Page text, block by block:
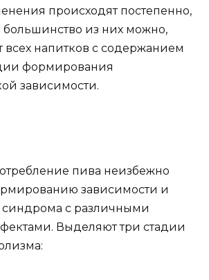
происходят постепенно,
большинство из них можно,
всех напитков с содержанием
формирования
зависимости.
пива неизбежно
зависимости и
синдрома с различными
Выделяют три стадии